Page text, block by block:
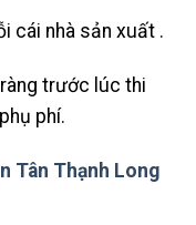
cái nhà sản xuất .
trước lúc thi
phí.
Tân Thạnh Long